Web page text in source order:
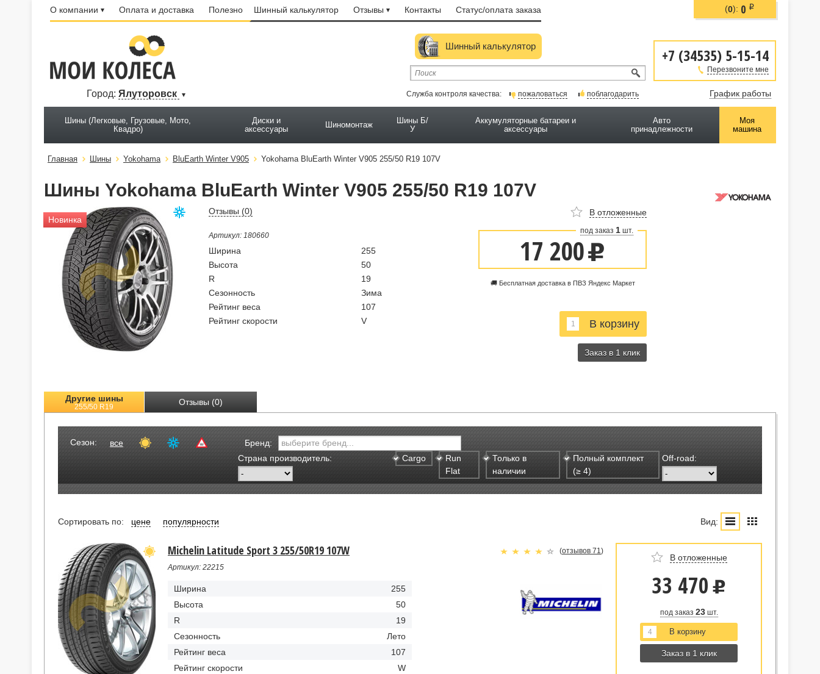
О компании Оплата и доставка Полезно Шинный калькулятор Отзывы Контакты Статус/оплата заказа
+7 (34535) 5-15-14
Перезвоните мне
Город: Ялуторовск
Шинный калькулятор
Служба контроля качества: пожаловаться поблагодарить График работы
Шины (Легковые, Грузовые, Мото,
Квадро)
Диски и
аксессуары
Шиномонтаж
Шины Б/
У
Аккумуляторные батареи и
аксессуары
Авто
принадлежности
Моя
машина
Главная Шины Yokohama BluEarth Winter V905 Yokohama BluEarth Winter V905 255/50 R19 107V
Шины Yokohama BluEarth Winter V905 255/50 R19 107V
Новинка
Отзывы (0)
Артикул: 180660
Ширина
255
Высота
50
R
19
Сезонность
Зима
Рейтинг веса
107
Рейтинг скорости
V
В отложенные
под заказ 1 шт.
17 200u
🚚 Бесплатная доставка в ПВЗ Яндекс Маркет
Заказ в 1 клик
Другие шины
255/50 R19 Отзывы (0)
Сезон: все
Бренд:
Страна производитель:
Cargo
Run
Flat
Только в
наличии
Полный комплект
(≥ 4)
Off-road:
Сортировать по: цене популярности Вид:
Michelin Latitude Sport 3 255/50R19 107W (отзывов 71 )
Артикул: 22215
Ширина
255
Высота
50
R
19
Сезонность
Лето
Рейтинг веса
107
Рейтинг скорости
W
В отложенные
33 470 u
под заказ 23шт.
Заказ в 1 клик
(0): 0 i